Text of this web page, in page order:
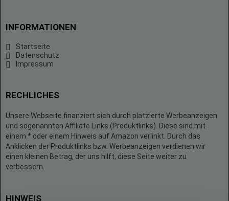
INFORMATIONEN
Startseite
Datenschutz
Impressum
RECHLICHES
Unsere Webseite finanziert sich durch platzierte Werbeanzeigen
und sogenannten Affiliate Links (Produktlinks). Diese sind mit
einem * oder einem Hinweis auf Amazon verlinkt. Durch das
Anklicken der Produktlinks bzw. Werbeanzeigen verdienen wir
einen kleinen Betrag, der uns hilft, diese Seite weiter zu
verbessern.
HINWEIS